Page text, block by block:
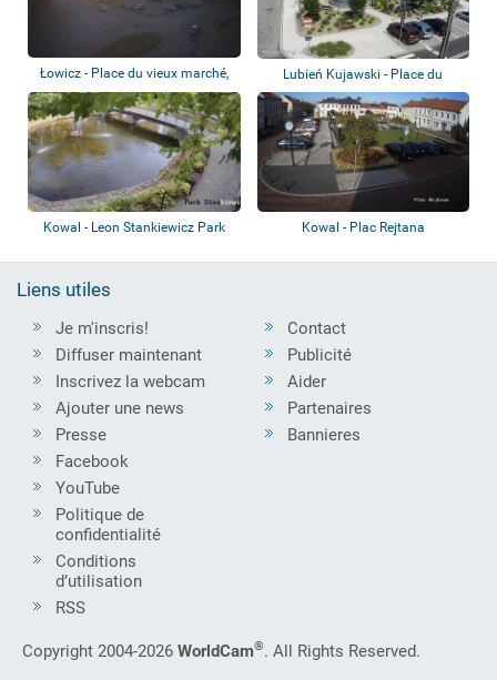
Łowicz - Place du vieux marché,
nouvelle...
Lubień Kujawski - Place du
marché
Kowal - Leon Stankiewicz Park Kowal - Plac Rejtana
Liens utiles
Je m'inscris!
Diffuser maintenant
Inscrivez la webcam
Ajouter une news
Presse
Contact
Publicité
Aider
Partenaires
Bannieres
Facebook
YouTube
Politique de
confidentialité
Conditions
d’utilisation
RSS
Copyright 2004-2026 WorldCam®. All Rights Reserved.